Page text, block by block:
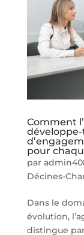
Comment
pour
par
Décines-
Dans le
évolution,
distingue